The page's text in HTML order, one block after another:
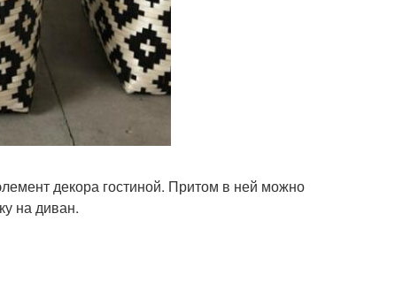
декора гостиной. Притом в ней можно
на диван.